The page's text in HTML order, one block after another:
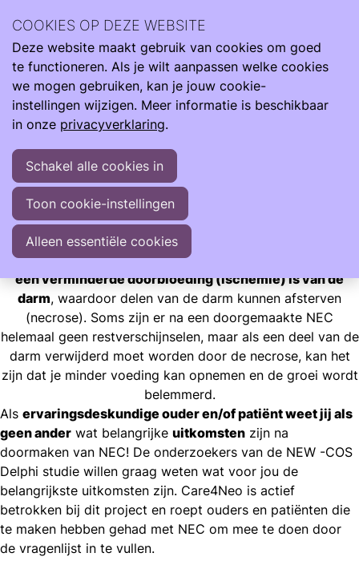
belangrijke rol in de zorg. Ons perspectief zorg voor
impact.
Onderzoek & Zorg
Oproep aan ouders van (en) te vroeg geborenen (zelf) die te
maken kregen met NEC
te maken kregen met NEC
Necrotiserende enterocolitis (NEC) is een ernstige ziekte
die vooral voorkomt bij te vroeg geboren kinderen
(prematuren) en pasgeborenen met een heel laag
geboortegewicht. Het is eendarmontsteking waarbij er
een verminderde doorbloeding (ischemie) is van de
darm, waardoor delen van de darm kunnen afsterven
(necrose). Soms zijn er na een doorgemaakte NEC
helemaal geen restverschijnselen, maar als een deel van de
darm verwijderd moet worden door de necrose, kan het
zijn dat je minder voeding kan opnemen en de groei wordt
belemmerd.
Als ervaringsdeskundige ouder en/of patiënt weet jij als
geen ander wat belangrijke uitkomsten zijn na
doormaken van NEC! De onderzoekers van de NEW -COS
Delphi studie willen graag weten wat voor jou de
belangrijkste uitkomsten zijn. Care4Neo is actief
betrokken bij dit project en roept ouders en patiënten die
te maken hebben gehad met NEC om mee te doen door
de vragenlijst in te vullen.
COOKIES OP DEZE WEBSITE
Deze website maakt gebruik van cookies om goed
te functioneren. Als je wilt aanpassen welke cookies
we mogen gebruiken, kan je jouw cookie-
instellingen wijzigen. Meer informatie is beschikbaar
in onze privacyverklaring.
Schakel alle cookies in
Toon cookie-instellingen
Alleen essentiële cookies